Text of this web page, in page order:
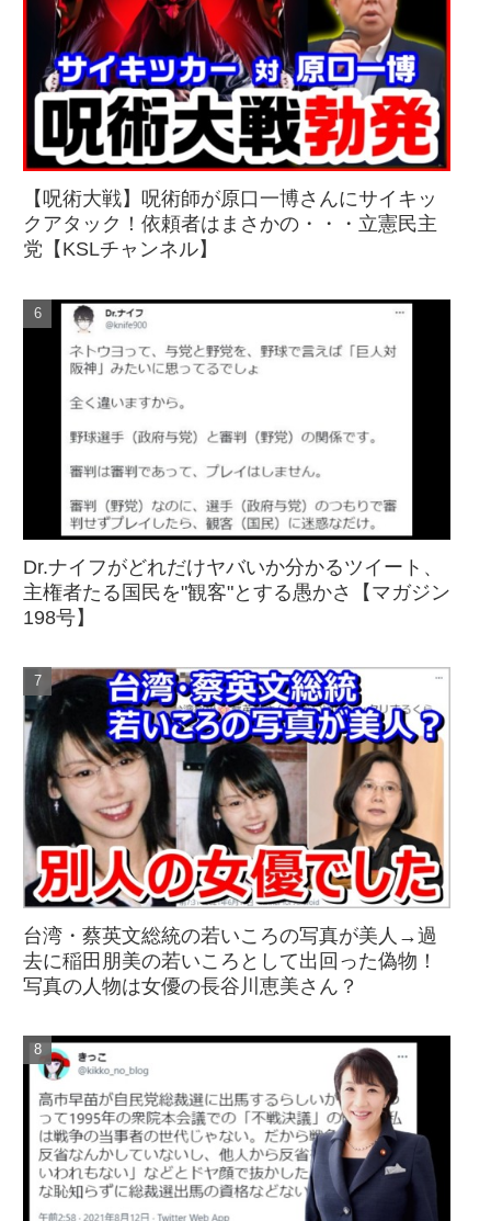
【呪術大戦】呪術師が原口一博さんにサイキッ
クアタック！依頼者はまさかの・・・立憲民主
党【KSLチャンネル】
Dr.ナイフがどれだけヤバいか分かるツイート、
主権者たる国民を"観客"とする愚かさ【マガジン
198号】
台湾・蔡英文総統の若いころの写真が美人→過
去に稲田朋美の若いころとして出回った偽物！
写真の人物は女優の長谷川恵美さん？